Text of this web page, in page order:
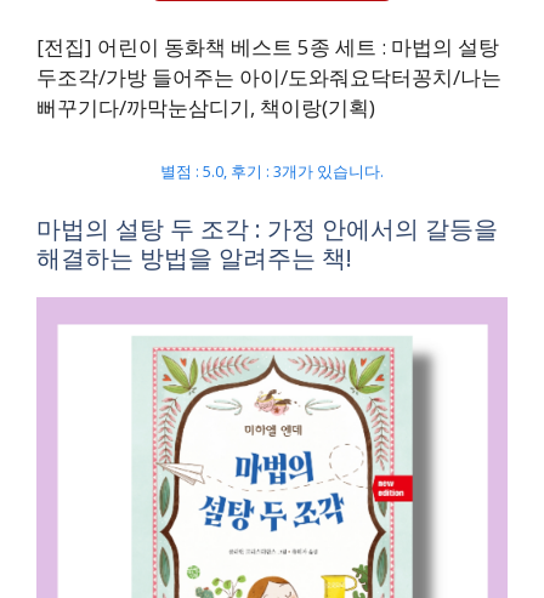
[전집] 어린이 동화책 베스트 5종 세트 : 마법의 설탕
두조각/가방 들어주는 아이/도와줘요닥터꽁치/나는
뻐꾸기다/까막눈삼디기, 책이랑(기획)
별점 : 5.0, 후기 : 3개가 있습니다.
마법의 설탕 두 조각 : 가정 안에서의 갈등을
해결하는 방법을 알려주는 책!